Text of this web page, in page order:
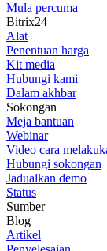
Mula percuma
Bitrix24
Alat
Penentuan harga
Kit media
Hubungi kami
Dalam akhbar
Sokongan
Meja bantuan
Webinar
Video cara
Hubungi sokongan
Jadualkan demo
Status
Sumber
Blog
Artikel